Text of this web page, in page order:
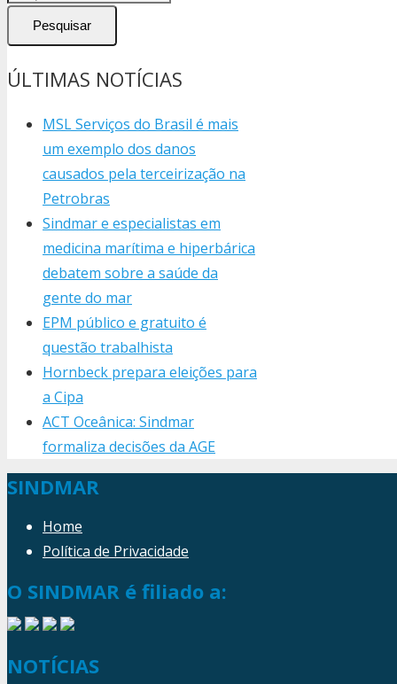
Pesquisar
ÚLTIMAS NOTÍCIAS
MSL Serviços do Brasil é mais
um exemplo dos danos
causados pela terceirização na
Petrobras
Sindmar e especialistas em
medicina marítima e hiperbárica
debatem sobre a saúde da
gente do mar
EPM público e gratuito é
questão trabalhista
Hornbeck prepara eleições para
a Cipa
ACT Oceânica: Sindmar
formaliza decisões da AGE
SINDMAR
Home
Política de Privacidade
O SINDMAR é filiado a:
NOTÍCIAS